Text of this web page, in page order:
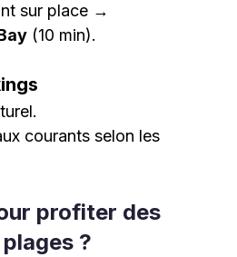
sur place →
(10 min).
courants selon les
profiter des
?